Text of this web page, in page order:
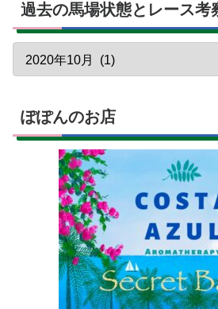
過去の馬場状態とレース考
ぽぽんのお店